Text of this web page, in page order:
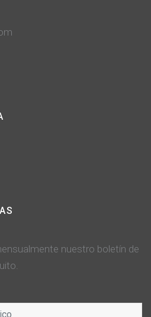
nuestro boletín de